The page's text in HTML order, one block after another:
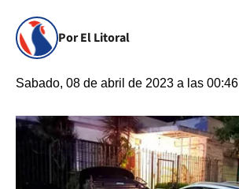
Por El Litoral
Sabado, 08 de abril de 2023 a las 00:46